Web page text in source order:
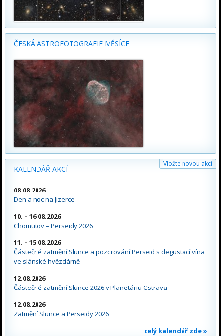
ČESKÁ ASTROFOTOGRAFIE MĚSÍCE
KALENDÁŘ AKCÍ
Vložte novou akci
08.08.2026
Den a noc na Jizerce
10. – 16.08.2026
Chomutov – Perseidy 2026
11. – 15.08.2026
Částečné zatmění Slunce a pozorování Perseid s degustací vína
ve slánské hvězdárně
12.08.2026
Částečné zatmění Slunce 2026 v Planetáriu Ostrava
12.08.2026
Zatmění Slunce a Perseidy 2026
celý kalendář zde »